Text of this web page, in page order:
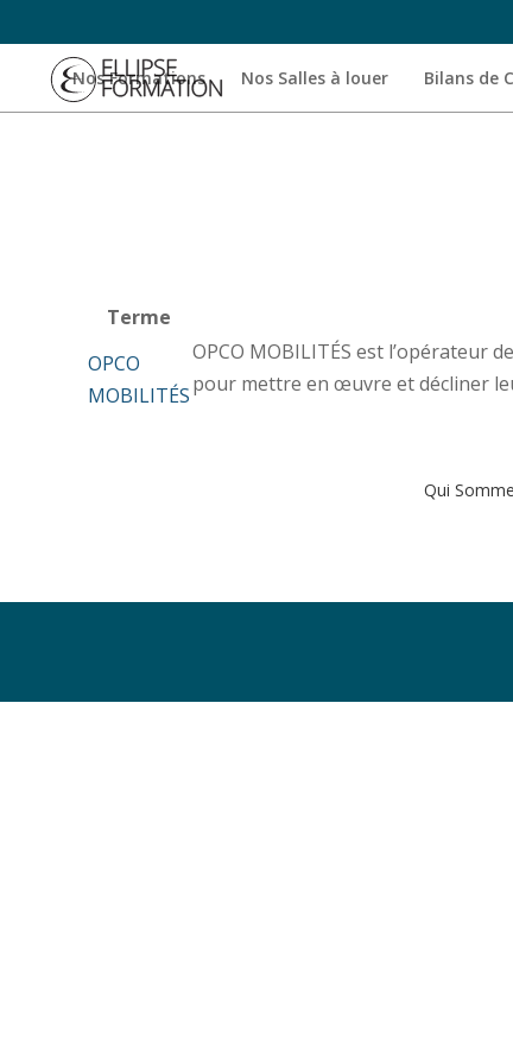
Nos Formations Nos Salles à louer Bilans de
Terme
OPCO
MOBILITÉS
OPCO MOBILITÉS est l’opérateur
pour mettre en œuvre et décliner
Qui